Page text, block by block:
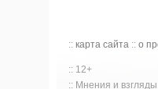
:: карта сайта :: о
:: 12+
:: Мнения и